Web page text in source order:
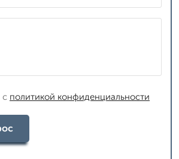
с политикой конфиденциальности